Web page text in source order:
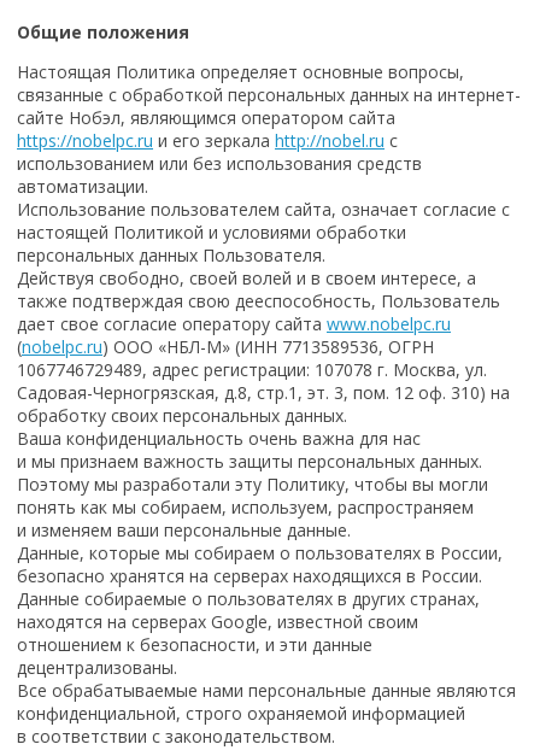
Общие положения
Настоящая Политика определяет основные вопросы,
связанные с обработкой персональных данных на интернет-
сайте Нобэл, являющимся оператором сайта
https://nobelpc.ru и его зеркала http://nobel.ru с
использованием или без использования средств
автоматизации.
Использование пользователем сайта, означает согласие с
настоящей Политикой и условиями обработки
персональных данных Пользователя.
Действуя свободно, своей волей и в своем интересе, а
также подтверждая свою дееспособность, Пользователь
дает свое согласие оператору сайта www.nobelpc.ru
(nobelpc.ru) ООО «НБЛ-М» (ИНН 7713589536, ОГРН
1067746729489, адрес регистрации: 107078 г. Москва, ул.
Садовая-Черногрязская, д.8, стр.1, эт. 3, пом. 12 оф. 310) на
обработку своих персональных данных.
Ваша конфиденциальность очень важна для нас
и мы признаем важность защиты персональных данных.
Поэтому мы разработали эту Политику, чтобы вы могли
понять как мы собираем, используем, распространяем
и изменяем ваши персональные данные.
Данные, которые мы собираем о пользователях в России,
безопасно хранятся на серверах находящихся в России.
Данные собираемые о пользователях в других странах,
находятся на серверах Google, известной своим
отношением к безопасности, и эти данные
децентрализованы.
Все обрабатываемые нами персональные данные являются
конфиденциальной, строго охраняемой информацией
в соответствии с законодательством.